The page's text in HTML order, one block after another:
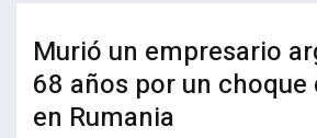
Murió un empresario
68 años por un
en Rumania